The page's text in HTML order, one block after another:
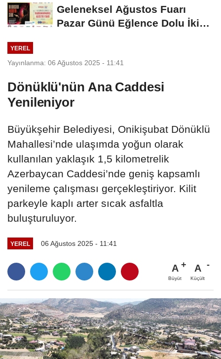
Geleneksel Ağustos Fuarı
Pazar Günü Eğlence Dolu İki
YEREL
Yayınlanma: 06 Ağustos 2025 - 11:41
Dönüklü'nün Ana Caddesi
Yenileniyor
Büyükşehir Belediyesi, Onikişubat Dönüklü
Mahallesi’nde ulaşımda yoğun olarak
kullanılan yaklaşık 1,5 kilometrelik
Azerbaycan Caddesi’nde geniş kapsamlı
yenileme çalışması gerçekleştiriyor. Kilit
parkeyle kaplı arter sıcak asfaltla
buluşturuluyor.
YEREL 06 Ağustos 2025 - 11:41
A
Büyüt
A
Küçült